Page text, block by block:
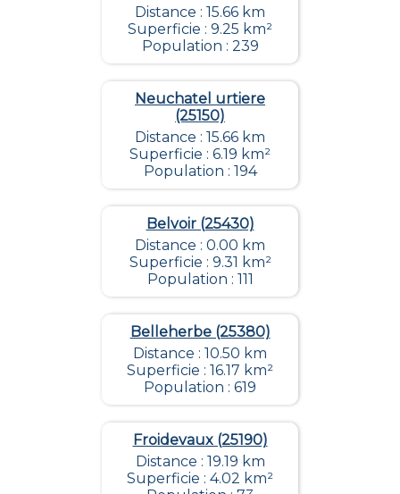
Distance : 15.66 km
Superficie : 9.25 km²
Population : 239
Neuchatel urtiere
(25150)
Distance : 15.66 km
Superficie : 6.19 km²
Population : 194
Belvoir (25430)
Distance : 0.00 km
Superficie : 9.31 km²
Population : 111
Belleherbe (25380)
Distance : 10.50 km
Superficie : 16.17 km²
Population : 619
Froidevaux (25190)
Distance : 19.19 km
Superficie : 4.02 km²